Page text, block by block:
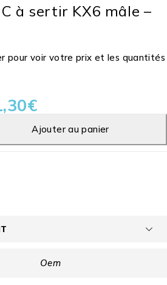
à sertir KX6 mâle –
pour voir votre prix et les quantités
€
Ajouter au panier
Oem